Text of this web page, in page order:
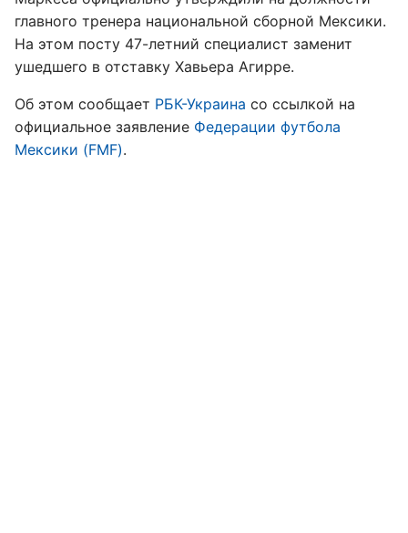
главного тренера национальной сборной Мексики.
На этом посту 47-летний специалист заменит
ушедшего в отставку Хавьера Агирре.
Об этом сообщает РБК-Украина со ссылкой на
официальное заявление Федерации футбола
Мексики (FMF).